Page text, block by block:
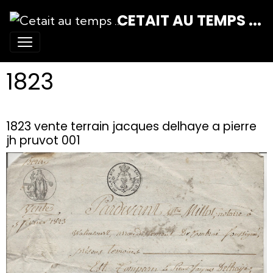
CETAIT AU TEMPS ...
1823
1823 vente terrain jacques delhaye a pierre
jh pruvot 001